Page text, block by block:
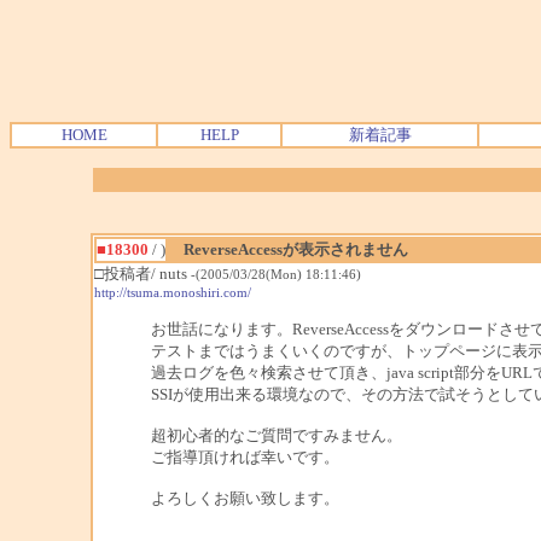
HOME HELP 新着記事
■18300 / )
ReverseAccessが表示されません
□投稿者/ nuts -(2005/03/28(Mon) 18:11:46)
http://tsuma.monoshiri.com/
お世話になります。ReverseAccessをダウンロードさせ
テストまではうまくいくのですが、トップページに表示
過去ログを色々検索させて頂き、java script部分を
SSIが使用出来る環境なので、その方法で試そうとして
超初心者的なご質問ですみません。
ご指導頂ければ幸いです。
よろしくお願い致します。